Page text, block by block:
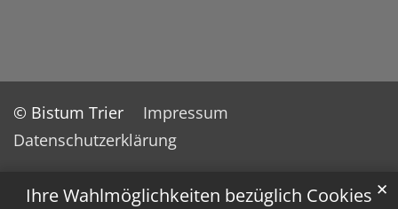
Ihre Wahlmöglichkeiten bezüglich Cookies ✕
© Bistum Trier
Impressum
Datenschutzerklärung